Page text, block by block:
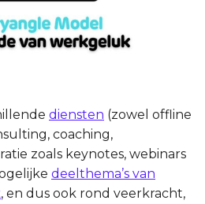
diensten (zowel offline
coaching,
zoals keynotes, webinars
deelthema’s van
, en dus ook rond veerkracht,